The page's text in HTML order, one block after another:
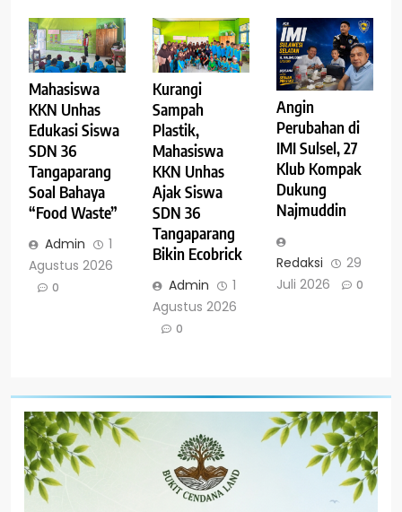
Mahasiswa
KKN Unhas
Edukasi Siswa
SDN 36
Tangaparang
Soal Bahaya
“Food Waste”
Admin
1
Agustus 2026
0
Kurangi
Sampah
Plastik,
Mahasiswa
KKN Unhas
Ajak Siswa
SDN 36
Tangaparang
Bikin Ecobrick
Admin
1
Agustus 2026
0
Angin
Perubahan di
IMI Sulsel, 27
Klub Kompak
Dukung
Najmuddin
Redaksi
29
Juli 2026
0